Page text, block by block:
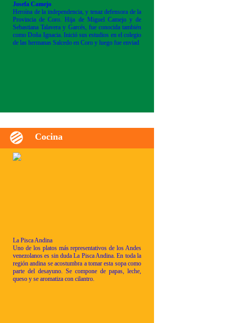
Josefa Camejo
Heroína de la independencia, y tenaz defensora de la
Provincia de Coro. Hija de Miguel Camejo y de
Sebastiana Talavera y Garcés, fue conocida también
como Doña Ignacia. Inició sus estudios en el colegio
de las hermanas Salcedo en Coro y luego fue enviad
Cocina
La Pisca Andina
Uno de los platos más representativos de los Andes
venezolanos es sin duda La Pisca Andina. En toda la
región andina se acostumbra a tomar esta sopa como
parte del desayuno. Se compone de papas, leche,
queso y se aromatiza con cilantro.